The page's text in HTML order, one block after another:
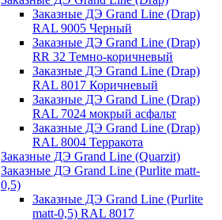
Заказные ДЭ Grand Line (Drap)
RAL 9005 Черный
Заказные ДЭ Grand Line (Drap)
RR 32 Темно-коричневый
Заказные ДЭ Grand Line (Drap)
RAL 8017 Коричневый
Заказные ДЭ Grand Line (Drap)
RAL 7024 мокрый асфальт
Заказные ДЭ Grand Line (Drap)
RAL 8004 Терракота
Заказные ДЭ Grand Line (Quarzit)
Заказные ДЭ Grand Line (Purlite matt-
0,5)
Заказные ДЭ Grand Line (Purlite
matt-0,5) RAL 8017